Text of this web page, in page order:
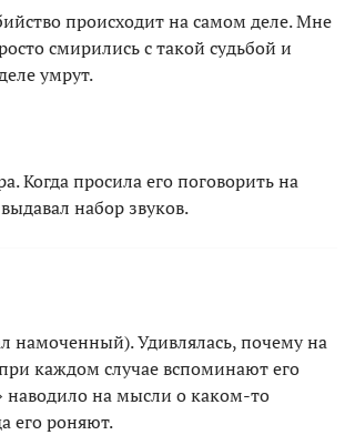
происходит на самом деле. Мне
смирились с такой судьбой и
умрут.
Когда просила его поговорить на
набор звуков.
намоченный). Удивлялась, почему на
каждом случае вспоминают его
наводило на мысли о каком-то
его роняют.